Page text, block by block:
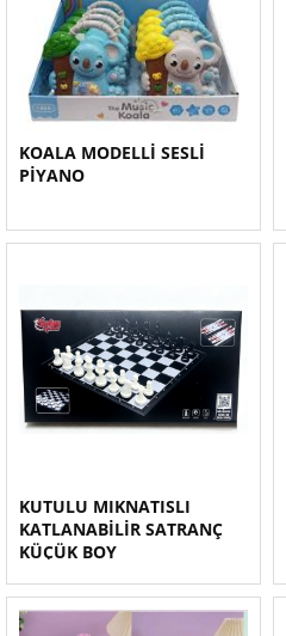
KOALA MODELLİ SESLİ
PİYANO
KUTULU MIKNATISLI
KATLANABİLİR SATRANÇ
KÜÇÜK BOY